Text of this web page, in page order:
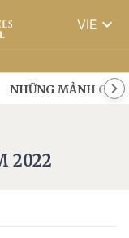
VIE keyboard_arrow_down
NHỮNG MẢNH
2022